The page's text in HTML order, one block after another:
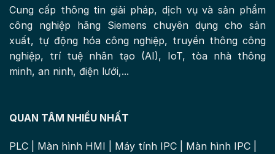
Cung cấp thông tin giải pháp, dịch vụ và sản phẩm
công nghiệp hãng Siemens chuyên dụng cho sản
xuất, tự động hóa công nghiệp, truyền thông công
nghiệp, trí tuệ nhân tạo (AI), IoT, tòa nhà thông
minh, an ninh, điện lưới,...
QUAN TÂM NHIỀU NHẤT
PLC Màn hình HMI Máy tính IPC Màn hình IPC